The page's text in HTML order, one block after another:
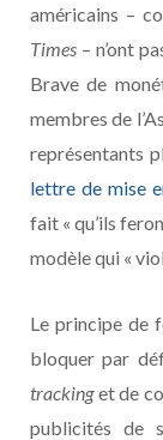
américains –
Times – n’ont
Brave de
membres de
représentants
lettre de mise
fait « qu’ils
modèle qui «
Le principe de
bloquer par
trackinget de
publicités de